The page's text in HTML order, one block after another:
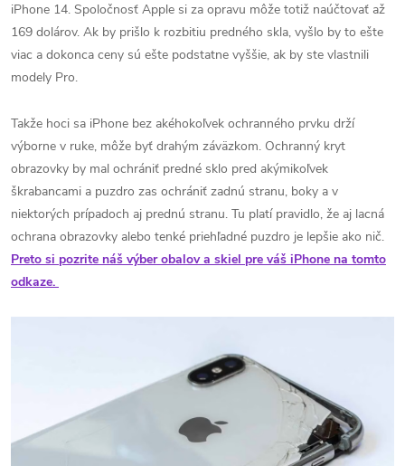
iPhone 14. Spoločnosť Apple si za opravu môže totiž naúčtovať až
169 dolárov. Ak by prišlo k rozbitiu predného skla, vyšlo by to ešte
viac a dokonca ceny sú ešte podstatne vyššie, ak by ste vlastnili
modely Pro.
Takže hoci sa iPhone bez akéhokoľvek ochranného prvku drží
výborne v ruke, môže byť drahým záväzkom. Ochranný kryt
obrazovky by mal ochrániť predné sklo pred akýmikoľvek
škrabancami a puzdro zas ochrániť zadnú stranu, boky a v
niektorých prípadoch aj prednú stranu. Tu platí pravidlo, že aj lacná
ochrana obrazovky alebo tenké priehľadné puzdro je lepšie ako nič.
Preto si pozrite náš výber obalov a skiel pre váš iPhone na tomto
odkaze.